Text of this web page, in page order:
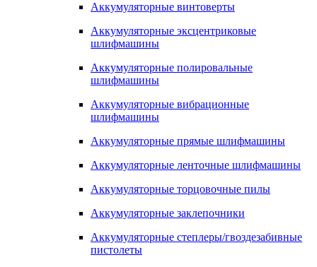
Аккумуляторные винтоверты
Аккумуляторные эксцентриковые
шлифмашины
Аккумуляторные полировальные
шлифмашины
Аккумуляторные вибрационные
шлифмашины
Аккумуляторные прямые шлифмашины
Аккумуляторные ленточные шлифмашины
Аккумуляторные торцовочные пилы
Аккумуляторные заклепочники
Аккумуляторные степлеры/гвоздезабивные
пистолеты